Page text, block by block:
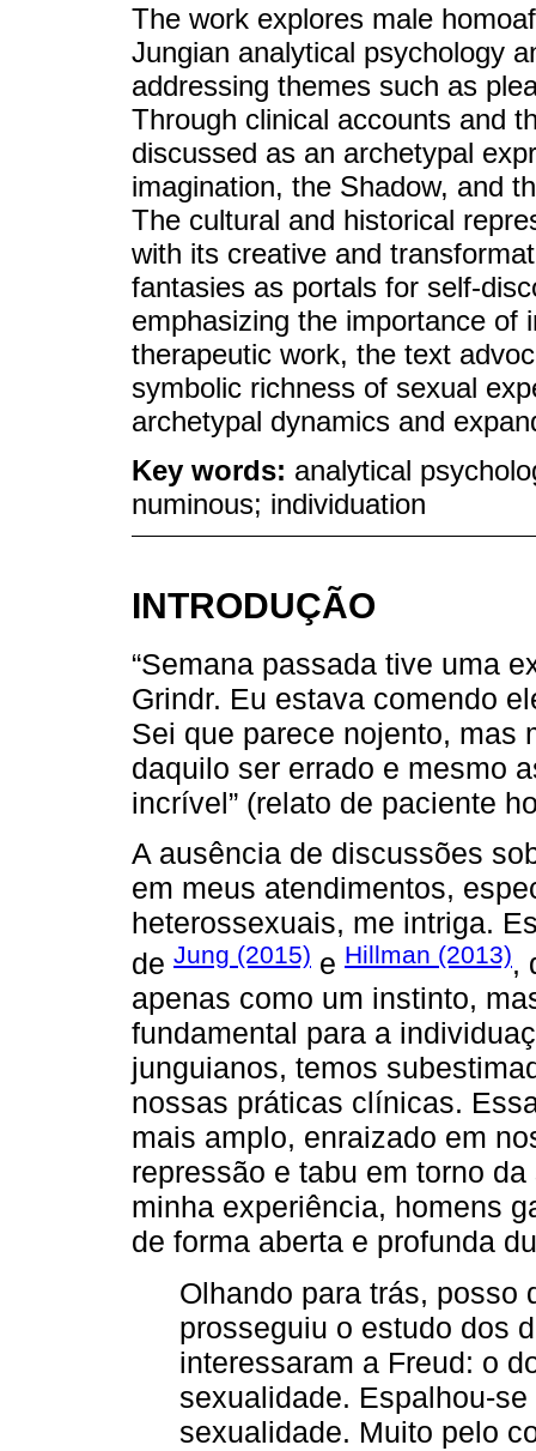
The work explores male
Jungian analytical psychology
addressing themes such as
Through clinical accounts and
discussed as an archetypal
imagination, the Shadow, and
The cultural and historical
with its creative and
fantasies as portals for self-
emphasizing the importance of
therapeutic work, the text
symbolic richness of sexual
archetypal dynamics and
Key words: analytical
numinous; individuation
INTRODUÇÃO
“Semana passada tive uma
Grindr. Eu estava comendo
Sei que parece nojento, mas
daquilo ser errado e mesmo
incrível” (relato de paciente
A ausência de discussões
em meus atendimentos,
heterossexuais, me intriga.
de Jung (2015) e Hillman (2013),
apenas como um instinto,
fundamental para a
junguianos, temos
nossas práticas clínicas.
mais amplo, enraizado em
repressão e tabu em torno
minha experiência, homens
de forma aberta e profunda
Olhando para trás, posso
prosseguiu o estudo dos
interessaram a Freud: o
sexualidade. Espalhou-
sexualidade. Muito pelo